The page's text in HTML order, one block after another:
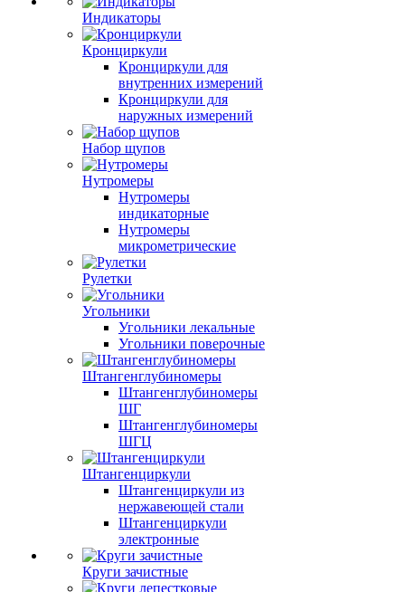
Индикаторы
Кронциркули
Кронциркули для
внутренних измерений
Кронциркули для
наружных измерений
Набор щупов
Нутромеры
Нутромеры
индикаторные
Нутромеры
микрометрические
Рулетки
Угольники
Угольники лекальные
Угольники поверочные
Штангенглубиномеры
Штангенглубиномеры
ШГ
Штангенглубиномеры
ШГЦ
Штангенциркули
Штангенциркули из
нержавеющей стали
Штангенциркули
электронные
Круги зачистные